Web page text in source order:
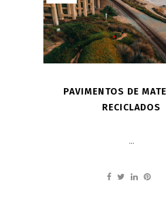
PAVIMENTOS DE
RECICLADOS
...